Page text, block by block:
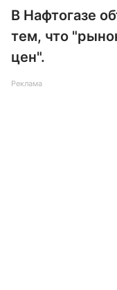
В Нафтогазе
тем, что
цен".
Реклама